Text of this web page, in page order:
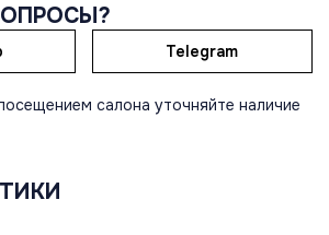
Telegram
салона уточняйте наличие